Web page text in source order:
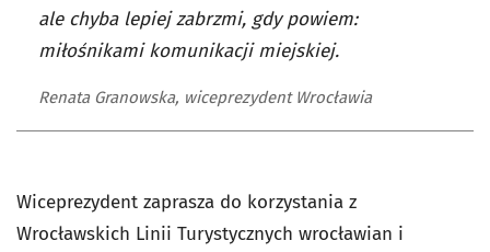
ale chyba lepiej zabrzmi, gdy powiem:
miłośnikami komunikacji miejskiej.
Renata Granowska, wiceprezydent Wrocławia
Wiceprezydent zaprasza do korzystania z
Wrocławskich Linii Turystycznych wrocławian i